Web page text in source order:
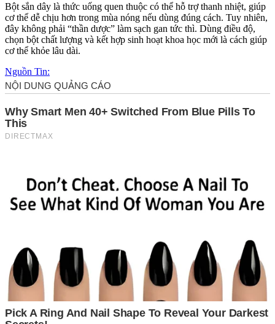
Bột sắn dây là thức uống quen thuộc có thể hỗ trợ thanh nhiệt, giúp
c‌ơ th‌ể dễ chịu hơn trong mùa nóng nếu dùng đúng cách. Tuy nhiên,
đây không phải “thần dược” làm sạch gan tức thì. Dùng điều độ,
chọn bột chất lượng và kết hợp sinh hoạt khoa học mới là cách giúp
c‌ơ th‌ể khỏe lâu dài.
Nguồn Tin: